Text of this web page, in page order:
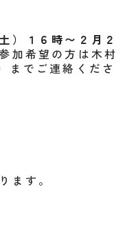
）１６時〜２月２
加希望の方は木村
でご連絡くださ
ます。